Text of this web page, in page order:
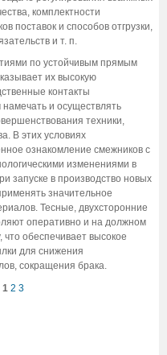
комплектности
поставок и способов отгрузки,
и т. п.
по устойчивым прямым
их высокую
контакты
и осуществлять
техники,
В этих условиях
ознакомление смежников с
изменениями в
запуске в производство новых
значительное
Тесные, двухсторонние
оперативно и на должном
что обеспечивает высокое
для снижения
сокращения брака.
1 2 3